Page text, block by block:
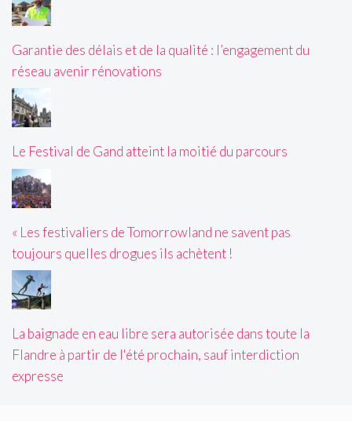
Garantie des délais et de la qualité : l’engagement du
réseau avenir rénovations
Le Festival de Gand atteint la moitié du parcours
« Les festivaliers de Tomorrowland ne savent pas
toujours quelles drogues ils achètent !
La baignade en eau libre sera autorisée dans toute la
Flandre à partir de l'été prochain, sauf interdiction
expresse